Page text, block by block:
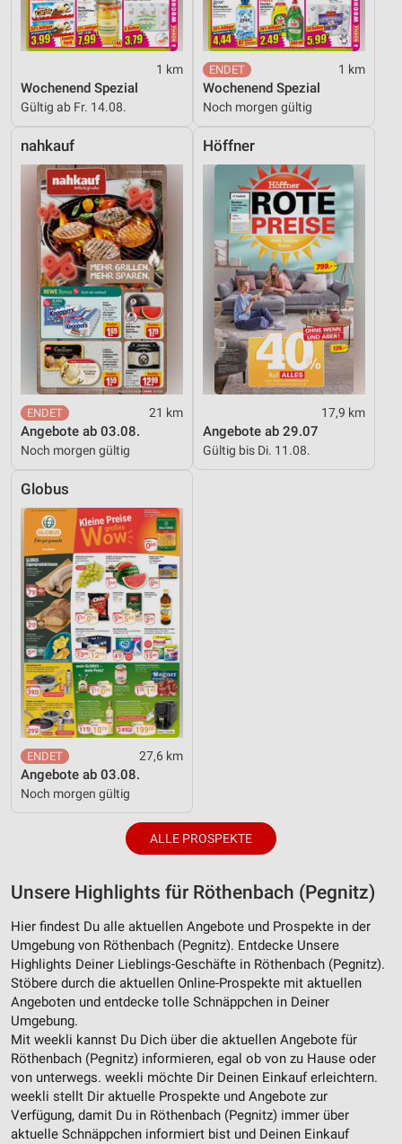
1 km
Wochenend Spezial
Gültig ab Fr. 14.08.
1 km
Wochenend Spezial
Noch morgen gültig
nahkauf
21 km
Angebote ab 03.08.
Noch morgen gültig
Höffner
17,9 km
Angebote ab 29.07
Gültig bis Di. 11.08.
Globus
27,6 km
Angebote ab 03.08.
Noch morgen gültig
ALLE PROSPEKTE
Unsere Highlights für Röthenbach (Pegnitz)
Hier findest Du alle aktuellen Angebote und Prospekte in der
Umgebung von Röthenbach (Pegnitz). Entdecke Unsere
Highlights Deiner Lieblings-Geschäfte in Röthenbach (Pegnitz).
Stöbere durch die aktuellen Online-Prospekte mit aktuellen
Angeboten und entdecke tolle Schnäppchen in Deiner
Umgebung.
Mit weekli kannst Du Dich über die aktuellen Angebote für
Röthenbach (Pegnitz) informieren, egal ob von zu Hause oder
von unterwegs. weekli möchte Dir Deinen Einkauf erleichtern.
weekli stellt Dir aktuelle Prospekte und Angebote zur
Verfügung, damit Du in Röthenbach (Pegnitz) immer über
aktuelle Schnäppchen informiert bist und Deinen Einkauf